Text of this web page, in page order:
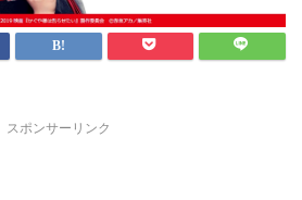
スポンサーリンク